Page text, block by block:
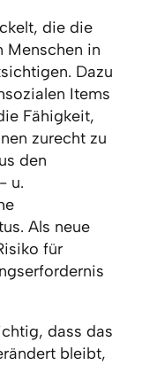
die die
Menschen in
Dazu
Items
Fähigkeit,
zurecht zu
den
u.
Als neue
für
dass das
bleibt,